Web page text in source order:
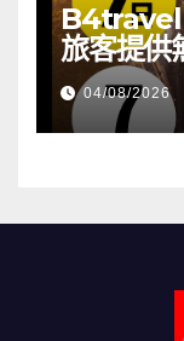
B4travel
旅客提供
04/08/2026